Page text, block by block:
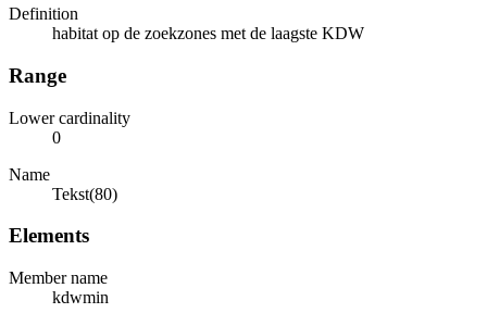
Definition
habitat op de zoekzones met de laagste KDW
Range
Lower cardinality
0
Name
Tekst(80)
Elements
Member name
kdwmin